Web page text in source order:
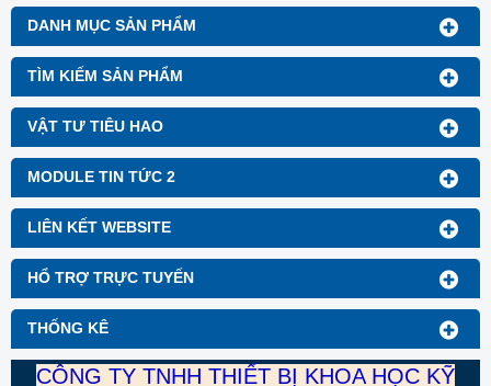
DANH MỤC SẢN PHẨM
TÌM KIẾM SẢN PHẨM
VẬT TƯ TIÊU HAO
MODULE TIN TỨC 2
LIÊN KẾT WEBSITE
HỔ TRỢ TRỰC TUYẾN
THỐNG KÊ
Thương hiệu: Blue Gizmo
CÔNG TY TNHH THIẾT BỊ KHOA HỌC KỸ